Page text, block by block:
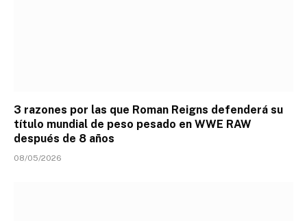
3 razones por las que Roman Reigns defenderá su
título mundial de peso pesado en WWE RAW
después de 8 años
08/05/2026